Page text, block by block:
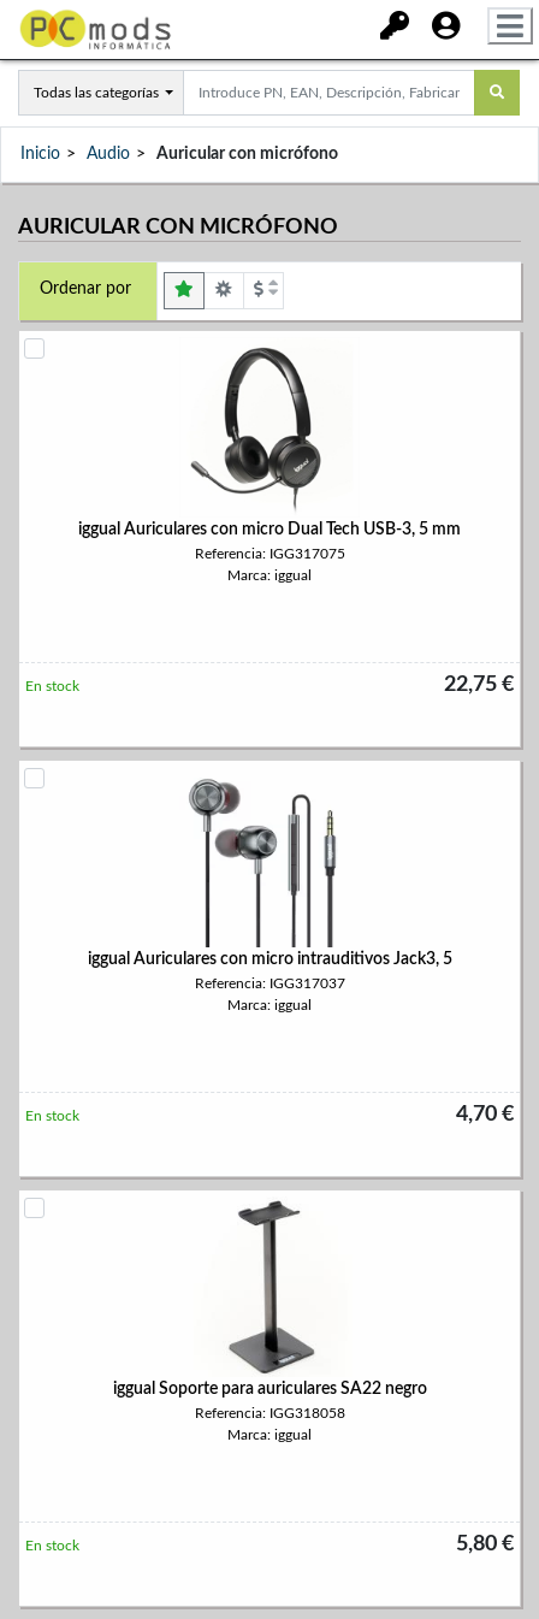
Todas las categorías
Inicio Audio Auricular con micrófono
AURICULAR CON MICRÓFONO
Ordenar por
iggual Auriculares con micro Dual Tech USB-3, 5 mm
Referencia: IGG317075
Marca: iggual
22,75 €
En stock
iggual Auriculares con micro intrauditivos Jack3, 5
Referencia: IGG317037
Marca: iggual
4,70 €
En stock
iggual Soporte para auriculares SA22 negro
Referencia: IGG318058
Marca: iggual
5,80 €
En stock